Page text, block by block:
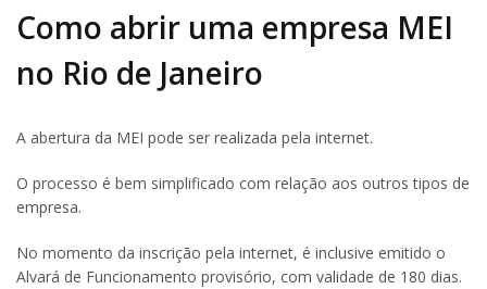
Como abrir uma empresa MEI
no Rio de Janeiro
A abertura da MEI pode ser realizada pela internet.
O processo é bem simplificado com relação aos outros tipos de
empresa.
No momento da inscrição pela internet, é inclusive emitido o
Alvará de Funcionamento provisório, com validade de 180 dias.